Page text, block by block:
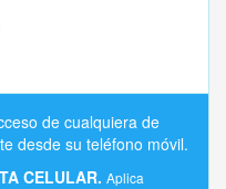
de cualquiera de
desde su teléfono móvil.
CELULAR. Aplica